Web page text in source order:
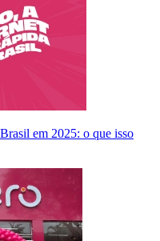
em 2025: o que isso